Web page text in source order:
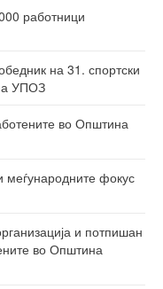
работници
на 31. спортски
УПОЗ
во Општина
меѓународните фокус
и потпишан
во Општина